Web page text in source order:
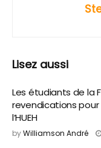
Lisez aussi
Les étudiants de la
revendications
l’HUEH
byWilliamson André